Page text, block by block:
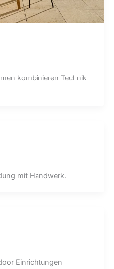
kombinieren Technik
mit Handwerk.
Einrichtungen